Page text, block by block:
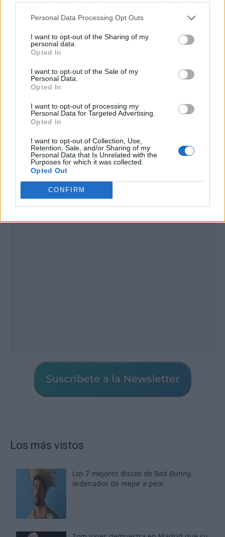
Personal Data Processing Opt Outs
I want to opt-out of the Sharing of my
personal data.
Opted In
I want to opt-out of the Sale of my
Personal Data.
Opted In
I want to opt-out of processing my
Personal Data for Targeted Advertising.
Opted In
I want to opt-out of Collection, Use,
Retention, Sale, and/or Sharing of my
Personal Data that Is Unrelated with the
Purposes for which it was collected.
Opted Out
CONFIRM
Publicidad
Los más vistos
Los 7 mejores discos de Bad Bunny,
ordenados de mejor a peor